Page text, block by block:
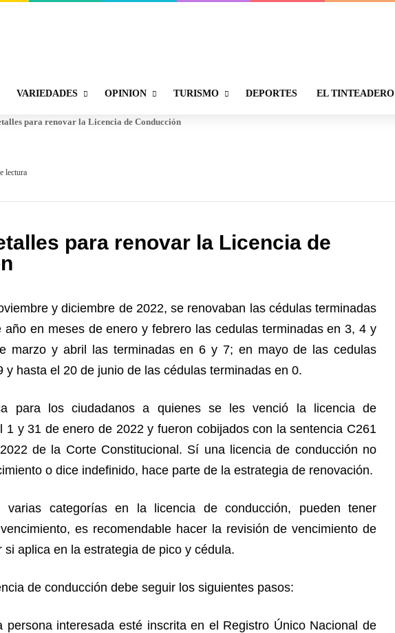
VARIEDADES OPINION TURISMO DEPORTES EL TINTEADERO
para renovar la Licencia de Conducción
lectura
para renovar la Licencia de
y diciembre de 2022, se renovaban las cédulas terminadas
en meses de enero y febrero las cedulas terminadas en 3, 4 y
marzo y abril las terminadas en 6 y 7; en mayo de las cedulas
y hasta el 20 de junio de las cédulas terminadas en 0.
para los ciudadanos a quienes se les venció la licencia de
1 y 31 de enero de 2022 y fueron cobijados con la sentencia C261
de la Corte Constitucional. Sí una licencia de conducción no
o dice indefinido, hace parte de la estrategia de renovación.
varias categorías en la licencia de conducción, pueden tener
es recomendable hacer la revisión de vencimiento de
si aplica en la estrategia de pico y cédula.
de conducción debe seguir los siguientes pasos:
persona interesada esté inscrita en el Registro Único Nacional de